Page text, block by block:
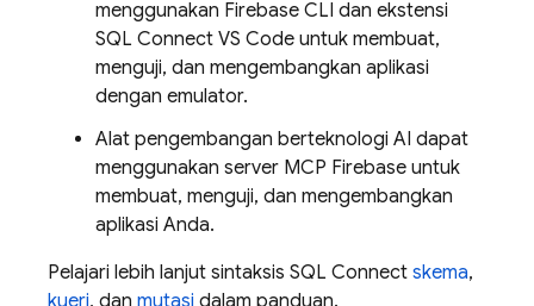
menggunakan Firebase CLI dan ekstensi
SQL Connect VS Code untuk membuat,
menguji, dan mengembangkan aplikasi
dengan emulator.
Alat pengembangan berteknologi AI dapat
menggunakan server MCP Firebase untuk
membuat, menguji, dan mengembangkan
aplikasi Anda.
Pelajari lebih lanjut sintaksis SQL Connect skema,
kueri, dan mutasi dalam panduan.